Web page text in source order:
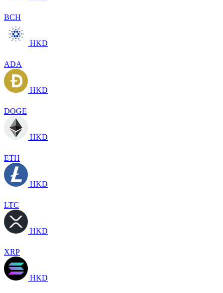
BCH
HKD
ADA
HKD
DOGE
HKD
ETH
HKD
LTC
HKD
XRP
HKD